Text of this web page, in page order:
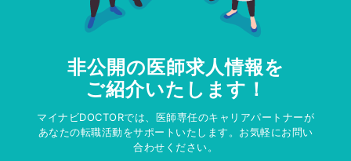
非公開の医師求人情報を
ご紹介いたします！
マイナビDOCTORでは、医師専任のキャリアパートナーが
あなたの転職活動をサポートいたします。お気軽にお問い
合わせください。